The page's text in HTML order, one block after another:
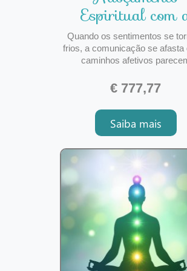
Espiritual com
Energia de Exu
Morcego
Quando os sentimentos se
frios, a comunicação se afasta
caminhos afetivos
procuram auxílio espiritual
restaurar a harmonia, a
e a aproximação emocional.
Adoçamento Espiritual com a
de Exu Morcego é um
€ 777,77
Saiba mais